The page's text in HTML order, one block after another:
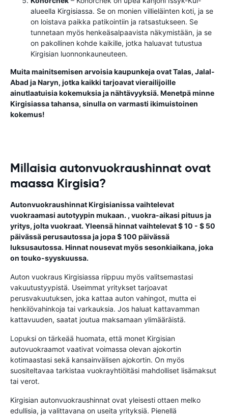
alueella Kirgisiassa. Se on monien villieläinten koti, ja se
on loistava paikka patikointiin ja ratsastukseen. Se
tunnetaan myös henkeäsalpaavista näkymistään, ja se
on pakollinen kohde kaikille, jotka haluavat tutustua
Kirgisian luonnonkauneuteen.
Muita mainitsemisen arvoisia kaupunkeja ovat Talas, Jalal-
Abad ja Naryn, jotka kaikki tarjoavat vierailijoille
ainutlaatuisia kokemuksia ja nähtävyyksiä. Menetpä minne
Kirgisiassa tahansa, sinulla on varmasti ikimuistoinen
kokemus!
Millaisia autonvuokraushinnat ovat
maassa Kirgisia?
Autonvuokraushinnat Kirgisianissa vaihtelevat
vuokraamasi autotyypin mukaan. , vuokra-aikasi pituus ja
yritys, jolta vuokraat. Yleensä hinnat vaihtelevat $ 10 - $ 50
päivässä perusautossa ja jopa $ 100 päivässä
luksusautossa. Hinnat nousevat myös sesonkiaikana, joka
on touko-syyskuussa.
Auton vuokraus Kirgisiassa riippuu myös valitsemastasi
vakuutustyypistä. Useimmat yritykset tarjoavat
perusvakuutuksen, joka kattaa auton vahingot, mutta ei
henkilövahinkoja tai varkauksia. Jos haluat kattavamman
kattavuuden, saatat joutua maksamaan ylimääräistä.
Lopuksi on tärkeää huomata, että monet Kirgisian
autovuokraamot vaativat voimassa olevan ajokortin
kotimaastasi sekä kansainvälisen ajokortin. On myös
suositeltavaa tarkistaa vuokrayhtiöltäsi mahdolliset lisämaksut
tai verot.
Kirgisian autonvuokraushinnat ovat yleisesti ottaen melko
edullisia, ja valittavana on useita yrityksiä. Pienellä